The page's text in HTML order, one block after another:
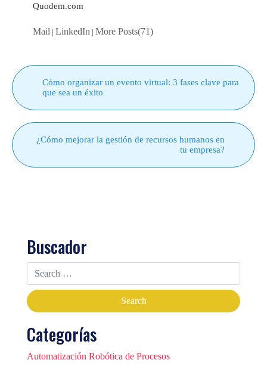
Quodem.com
Mail | LinkedIn | More Posts(71)
Cómo organizar un evento virtual: 3 fases clave para
que sea un éxito
¿Cómo mejorar la gestión de recursos humanos en
tu empresa?
Buscador
Categorías
Automatización Robótica de Procesos